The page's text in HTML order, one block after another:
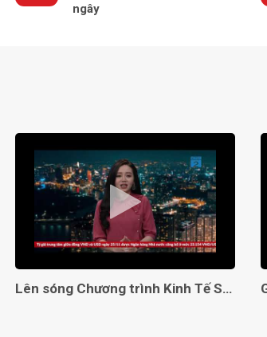
ngây
Lên sóng Chương trình Kinh Tế Số VTC2